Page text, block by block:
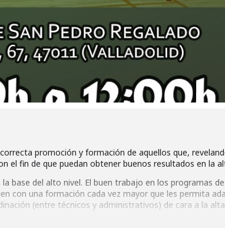
promoción y formación de aquellos que,
el fin de que puedan obtener buenos resultados en la
base del alto nivel. El buen trabajo en los programas
con una formación cada vez mayor que les permita
(entre técnicos y administrativos) de cara a la